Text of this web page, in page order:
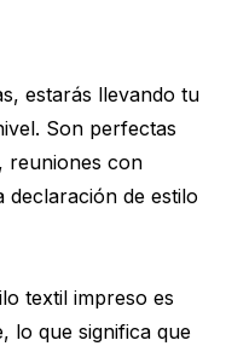
estarás llevando tu
Son perfectas
reuniones con
declaración de estilo
textil impreso es
lo que significa que